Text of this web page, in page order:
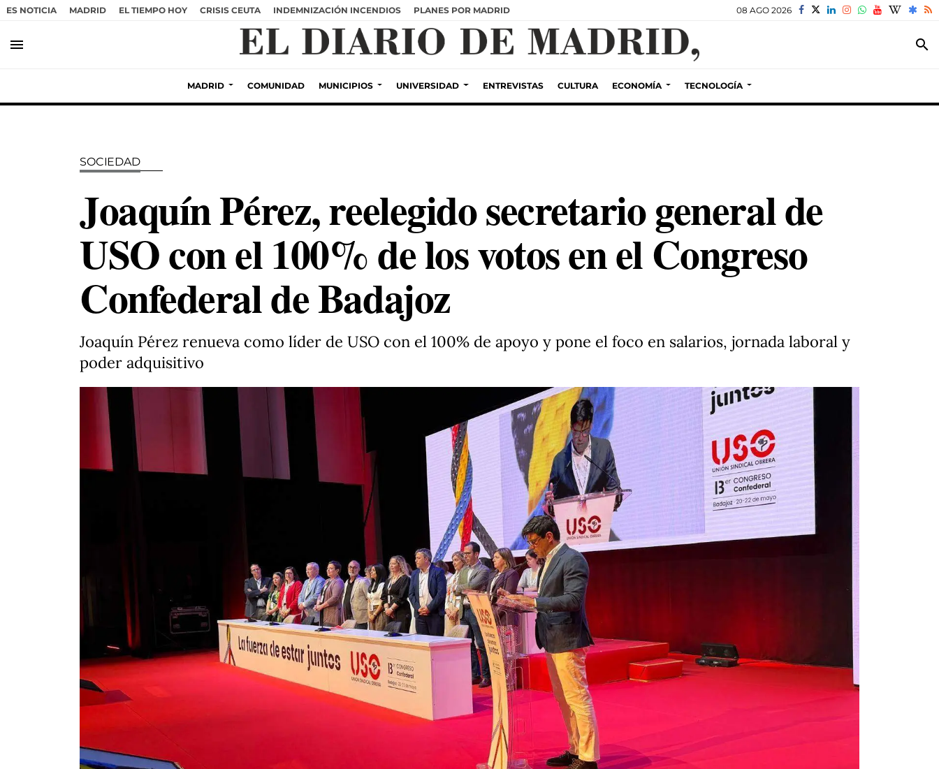
ES NOTICIA MADRID EL TIEMPO HOY CRISIS CEUTA INDEMNIZACIÓN INCENDIOS PLANES POR MADRID 08 AGO 2026
menu search
MADRID COMUNIDAD MUNICIPIOS UNIVERSIDAD ENTREVISTAS CULTURA ECONOMÍA TECNOLOGÍA
SOCIEDAD
Joaquín Pérez, reelegido secretario general de
USO con el 100% de los votos en el Congreso
Confederal de Badajoz
Joaquín Pérez renueva como líder de USO con el 100% de apoyo y pone el foco en salarios, jornada laboral y
poder adquisitivo